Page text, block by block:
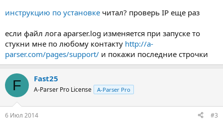
инструкцию по установке читал? проверь IP еще раз
если файл лога aparser.log изменяется при запуске то
стукни мне по любому контакту http://a-
parser.com/pages/support/ и покажи последние строчки
F Fast25
A-Parser Pro License A-Parser Pro
6 Июл 2014 #3